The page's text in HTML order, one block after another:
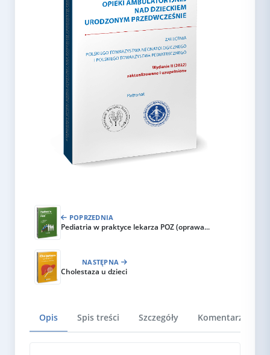
POPRZEDNIA
Pediatria w praktyce lekarza POZ (oprawa...
NASTĘPNA
Cholestaza u dzieci
Opis Spis treści Szczegóły Komentarze